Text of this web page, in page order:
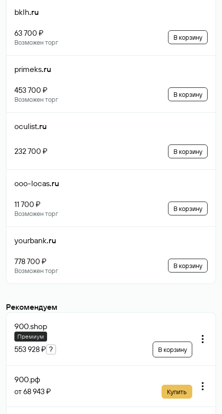
bklh.ru
63 700 ₽
Возможен торг
В корзину
primeks.ru
453 700 ₽
Возможен торг
В корзину
oculist.ru
232 700 ₽ В корзину
ooo-locas.ru
11 700 ₽
Возможен торг
В корзину
yourbank.ru
778 700 ₽
Возможен торг
В корзину
Рекомендуем
900.shop
Премиум
553 928 ₽ ? В корзину
900.рф
от 68 943 ₽ Купить